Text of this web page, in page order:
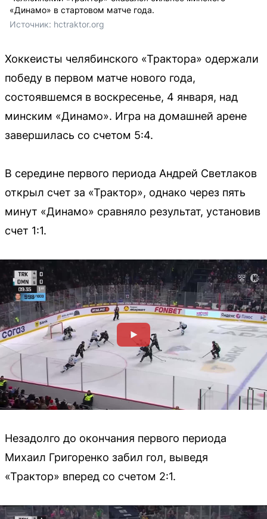
«Динамо» в стартовом матче года.
Источник: hctraktor.org
Хоккеисты челябинского «Трактора» одержали
победу в первом матче нового года,
состоявшемся в воскресенье, 4 января, над
минским «Динамо». Игра на домашней арене
завершилась со счетом 5:4.
В середине первого периода Андрей Светлаков
открыл счет за «Трактор», однако через пять
минут «Динамо» сравняло результат, установив
счет 1:1.
Незадолго до окончания первого периода
Михаил Григоренко забил гол, выведя
«Трактор» вперед со счетом 2:1.